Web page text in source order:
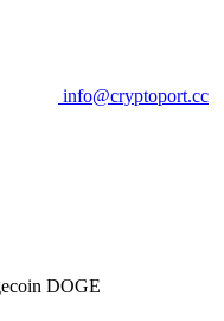
info@cryptoport.cc
DOGE